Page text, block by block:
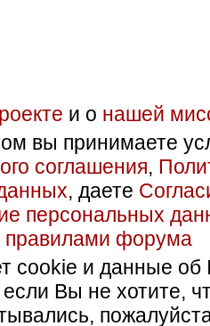
и о нашей
вы принимаете
соглашения,
, даете
персональных
правилами форума
cookie и данные об
если Вы не хотите,